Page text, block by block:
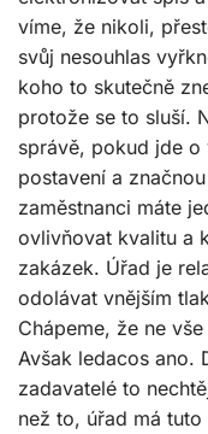
víme, že nikoli,
svůj nesouhlas
koho to skutečně
protože se to sluší.
správě, pokud jde o
postavení a
zaměstnanci máte
ovlivňovat kvalitu a
zakázek. Úřad je
odolávat vnějším
Chápeme, že ne
Avšak ledacos ano.
zadavatelé to
než to, úřad má